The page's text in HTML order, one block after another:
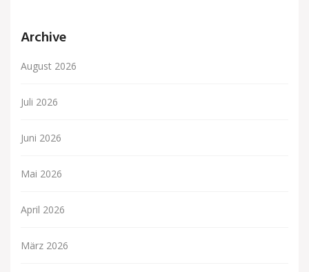
Archive
August 2026
Juli 2026
Juni 2026
Mai 2026
April 2026
März 2026